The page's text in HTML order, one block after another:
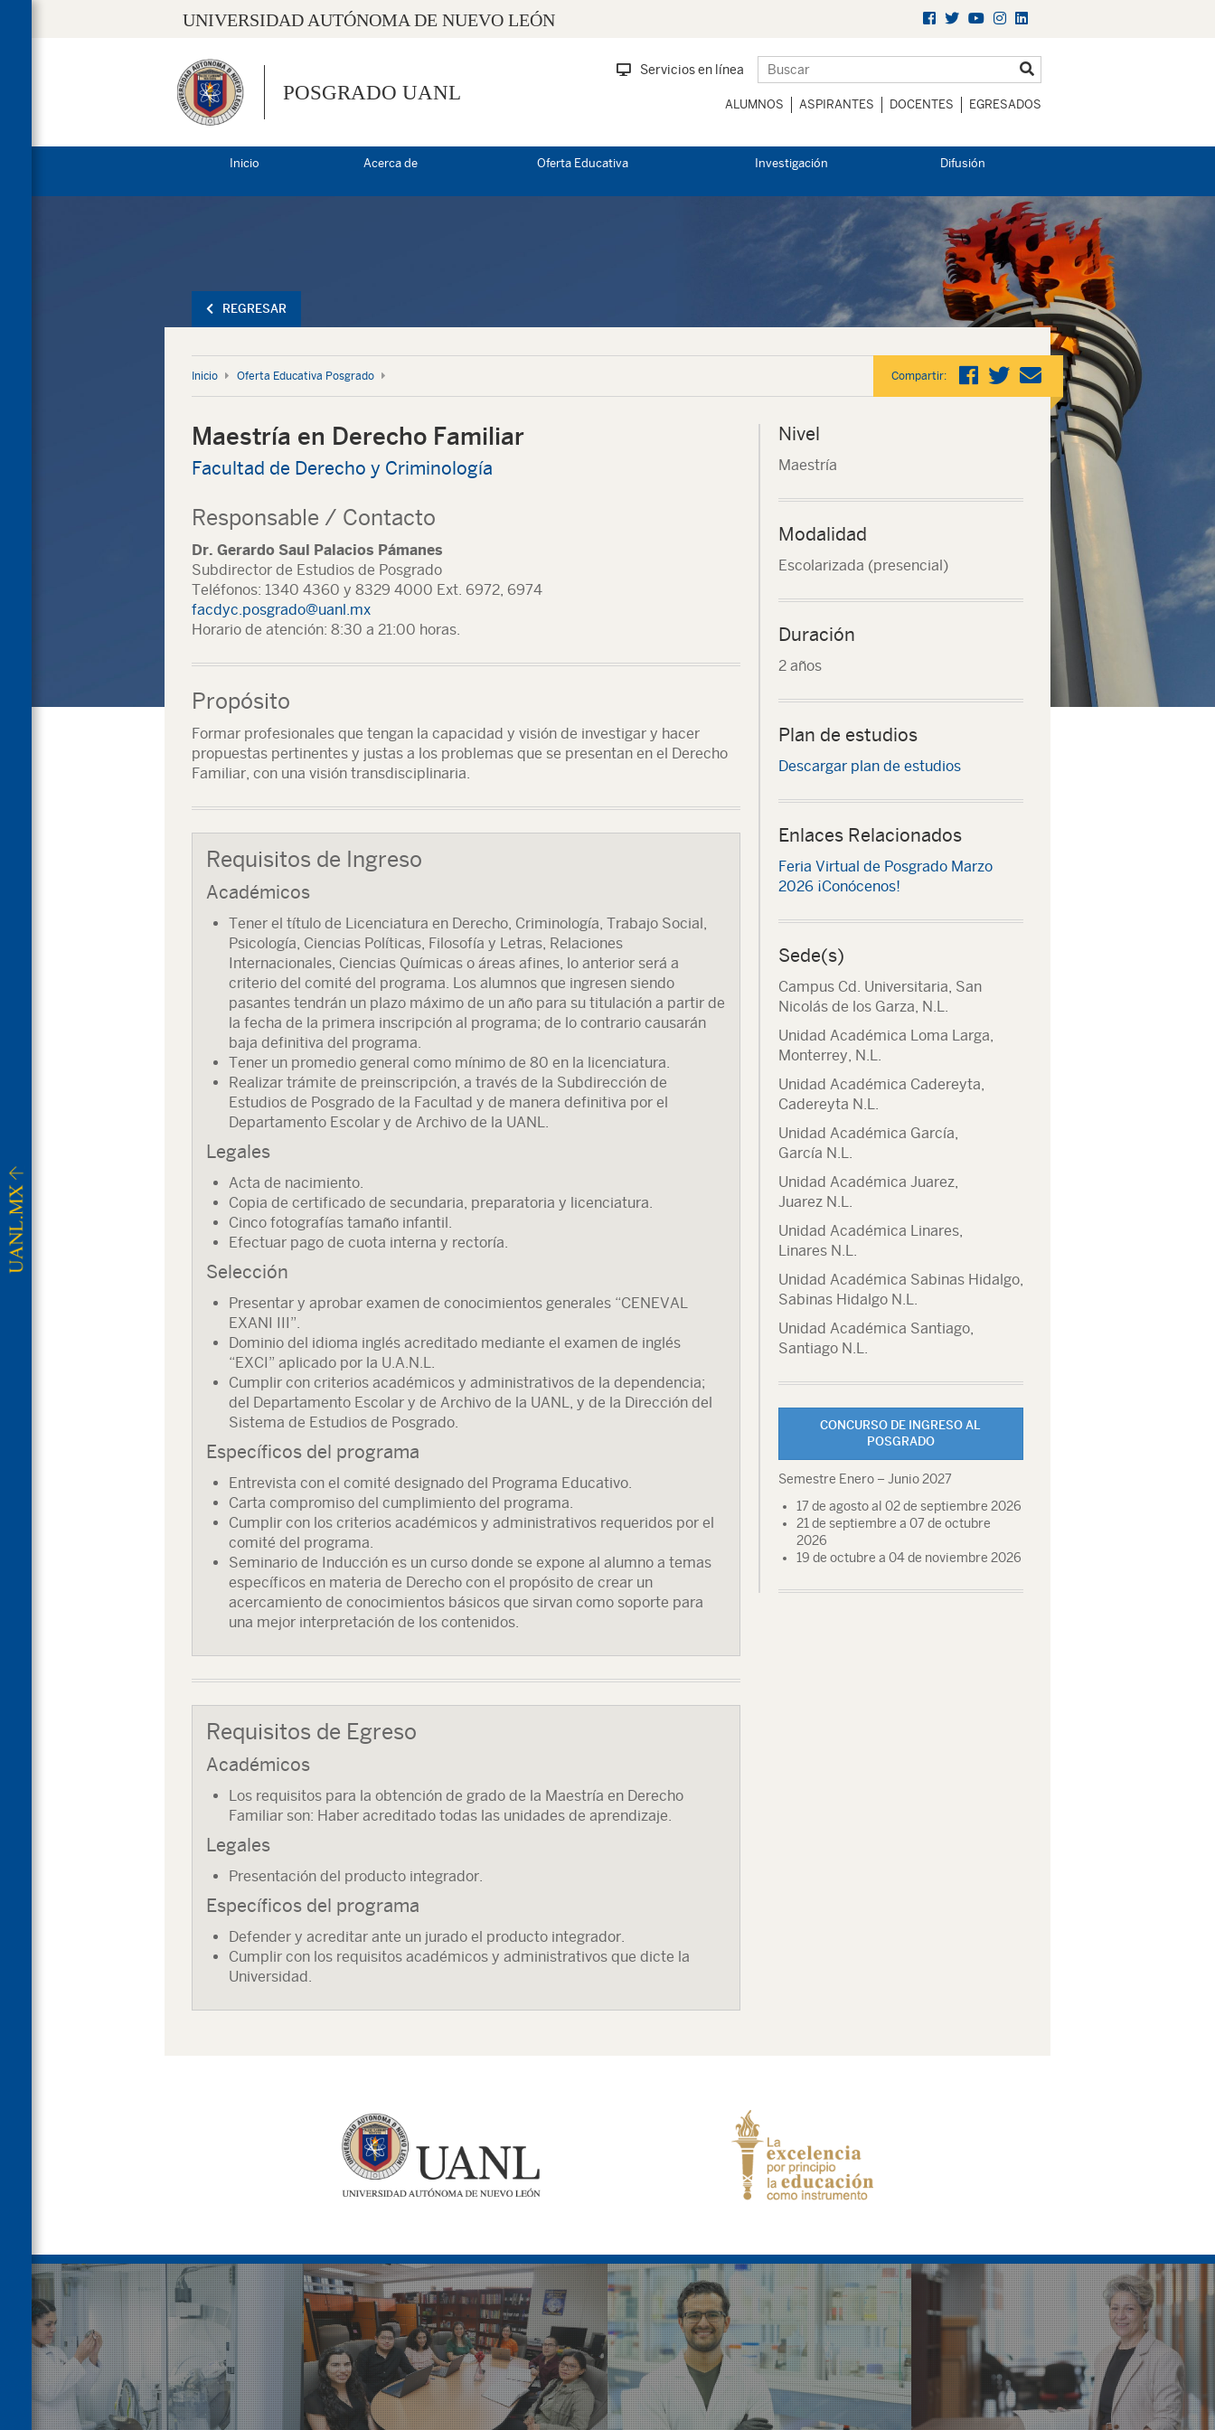
UNIVERSIDAD AUTÓNOMA DE NUEVO LEÓN
POSGRADO UANL
Servicios en línea
ALUMNOS ASPIRANTES DOCENTES EGRESADOS
Inicio Acerca de Oferta Educativa Investigación Difusión
REGRESAR
Inicio Oferta Educativa Posgrado Compartir:
Maestría en Derecho Familiar
Facultad de Derecho y Criminología
Responsable / Contacto
Dr. Gerardo Saul Palacios Pámanes
Subdirector de Estudios de Posgrado
Teléfonos: 1340 4360 y 8329 4000 Ext. 6972, 6974
facdyc.posgrado@uanl.mx
Horario de atención: 8:30 a 21:00 horas.
Propósito
Formar profesionales que tengan la capacidad y visión de investigar y hacer
propuestas pertinentes y justas a los problemas que se presentan en el Derecho
Familiar, con una visión transdisciplinaria.
Requisitos de Ingreso
Académicos
Tener el título de Licenciatura en Derecho, Criminología, Trabajo Social,
Psicología, Ciencias Políticas, Filosofía y Letras, Relaciones
Internacionales, Ciencias Químicas o áreas afines, lo anterior será a
criterio del comité del programa. Los alumnos que ingresen siendo
pasantes tendrán un plazo máximo de un año para su titulación a partir de
la fecha de la primera inscripción al programa; de lo contrario causarán
baja definitiva del programa.
Tener un promedio general como mínimo de 80 en la licenciatura.
Realizar trámite de preinscripción, a través de la Subdirección de
Estudios de Posgrado de la Facultad y de manera definitiva por el
Departamento Escolar y de Archivo de la UANL.
Legales
Acta de nacimiento.
Copia de certificado de secundaria, preparatoria y licenciatura.
Cinco fotografías tamaño infantil.
Efectuar pago de cuota interna y rectoría.
Selección
Presentar y aprobar examen de conocimientos generales “CENEVAL
EXANI III”.
Dominio del idioma inglés acreditado mediante el examen de inglés
“EXCI” aplicado por la U.A.N.L.
Cumplir con criterios académicos y administrativos de la dependencia;
del Departamento Escolar y de Archivo de la UANL, y de la Dirección del
Sistema de Estudios de Posgrado.
Específicos del programa
Entrevista con el comité designado del Programa Educativo.
Carta compromiso del cumplimiento del programa.
Cumplir con los criterios académicos y administrativos requeridos por el
comité del programa.
Seminario de Inducción es un curso donde se expone al alumno a temas
específicos en materia de Derecho con el propósito de crear un
acercamiento de conocimientos básicos que sirvan como soporte para
una mejor interpretación de los contenidos.
Requisitos de Egreso
Académicos
Los requisitos para la obtención de grado de la Maestría en Derecho
Familiar son: Haber acreditado todas las unidades de aprendizaje.
Legales
Presentación del producto integrador.
Específicos del programa
Defender y acreditar ante un jurado el producto integrador.
Cumplir con los requisitos académicos y administrativos que dicte la
Universidad.
Nivel
Maestría
Modalidad
Escolarizada (presencial)
Duración
2 años
Plan de estudios
Descargar plan de estudios
Enlaces Relacionados
Feria Virtual de Posgrado Marzo
2026 ¡Conócenos!
Sede(s)
Campus Cd. Universitaria, San
Nicolás de los Garza, N.L.
Unidad Académica Loma Larga,
Monterrey, N.L.
Unidad Académica Cadereyta,
Cadereyta N.L.
Unidad Académica García,
García N.L.
Unidad Académica Juarez,
Juarez N.L.
Unidad Académica Linares,
Linares N.L.
Unidad Académica Sabinas Hidalgo,
Sabinas Hidalgo N.L.
Unidad Académica Santiago,
Santiago N.L.
CONCURSO DE INGRESO AL
POSGRADO
Semestre Enero – Junio 2027
17 de agosto al 02 de septiembre 2026
21 de septiembre a 07 de octubre
2026
19 de octubre a 04 de noviembre 2026